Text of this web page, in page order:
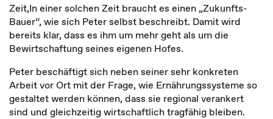
Zeit,In einer solchen Zeit braucht es einen „Zukunfts-
Bauer“, wie sich Peter selbst beschreibt. Damit wird
bereits klar, dass es ihm um mehr geht als um die
Bewirtschaftung seines eigenen Hofes.
Peter beschäftigt sich neben seiner sehr konkreten
Arbeit vor Ort mit der Frage, wie Ernährungssysteme so
gestaltet werden können, dass sie regional verankert
sind und gleichzeitig wirtschaftlich tragfähig bleiben.